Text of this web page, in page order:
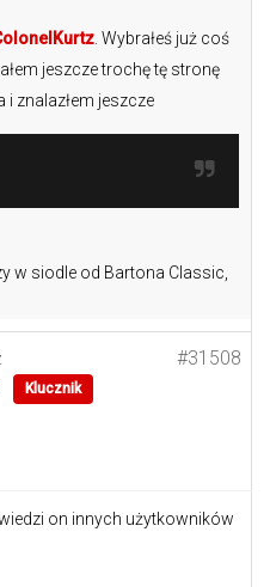
. Wybrałeś już coś
jeszcze trochę tę stronę
znalazłem jeszcze
w siodle od Bartona Classic,
#31508
Klucznik
on innych użytkowników